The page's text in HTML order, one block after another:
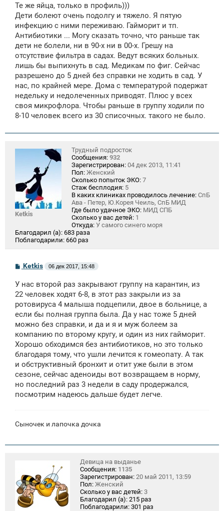
б
щ
н
и
е
Те же яйца, только в профиль)))
Дети болеют очень подолгу и тяжело. Я пятую
инфекцию с ними переживаю. Гайморит и тп.
Антибиотики ... Могу сказать точно, что раньше так
дети не болели, ни в 90-х ни в 00-х. Грешу на
отсутствие фильтра в садах. Ведут всяких больных.
лишь бы выпихнуть в сад. Медикам по фиг. Сейчас
разрешено до 5 дней без справки не ходить в сад. У
нас, по крайней мере. Дома с температурой подержат
недельку и недолеченных приводят. Плюс у всех
своя микрофлора. Чтобы раньше в группу ходили по
8-10 человек всего из 30 списочных. такого не было.
Ketkis
Трудный подросток
Сообщения: 932
Зарегистрирован: 04 дек 2013, 11:41
Пол: Женский
Сколько попыток ЭКО: 7
Стаж бесплодия: 5
В каких клиниках проводилось лечение: СпБ
Ава - Петер, Ю.Корея Чеиль, СпБ МИД
Где было удачное ЭКО: МИД СПБ
Сколько у вас детей: 1
Откуда: У самого синего моря
Благодарил (а): 683 раза
Поблагодарили: 660 раз
С
о
б
щ
н
и
Ketkis 06 дек 2017, 15:48
У нас второй раз закрывают группу на карантин, из
22 человек ходят 6-8, в этот раз закрыли из за
ротовируса 4 малыша подцепили, двое в больнице, а
если бы полная группа была. Да у нас тоже 5 дней
можно без справки, и да и я и муж болеем за
компанию по второму кругу, и один из них гайморит.
Хорошо обходимся без антибиотиков, но это только
благодаря тому, что ушли лечится к гомеопату. А так
и обструктивный бронхит и отит уже были в этом
сезоне, сейчас аденоиды вот возвращаем в норму,
но последний раз 3 недели в саду продержался,
посмотрим надеюсь дальше будет легче.
Сыночек и лапочка дочка
Девица на выданье
Сообщения: 1135
Зарегистрирован: 20 май 2011, 13:59
Пол: Женский
Сколько у вас детей: 3
Благодарил (а): 215 раз
Поблагодарили: 301 раз